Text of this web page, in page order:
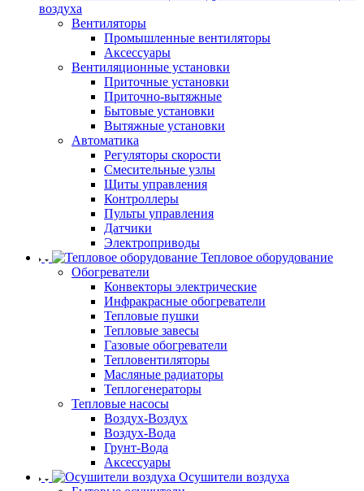
воздуха
Вентиляторы
Промышленные вентиляторы
Аксессуары
Вентиляционные установки
Приточные установки
Приточно-вытяжные
Бытовые установки
Вытяжные установки
Автоматика
Регуляторы скорости
Смесительные узлы
Щиты управления
Контроллеры
Пульты управления
Датчики
Электроприводы
Тепловое оборудование
Обогреватели
Конвекторы электрические
Инфракрасные обогреватели
Тепловые пушки
Тепловые завесы
Газовые обогреватели
Тепловентиляторы
Масляные радиаторы
Теплогенераторы
Тепловые насосы
Воздух-Воздух
Воздух-Вода
Грунт-Вода
Аксессуары
Осушители воздуха